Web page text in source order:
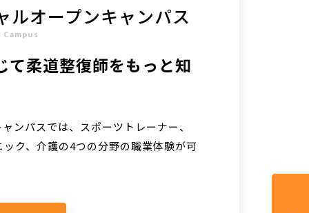
ルオープンキャンパス
て柔道整復師をもっと知
ンパスでは、スポーツトレーナー、
ク、介護の4つの分野の職業体験が可